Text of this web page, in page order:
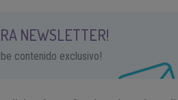
NEWSLETTER!
contenido exclusivo!